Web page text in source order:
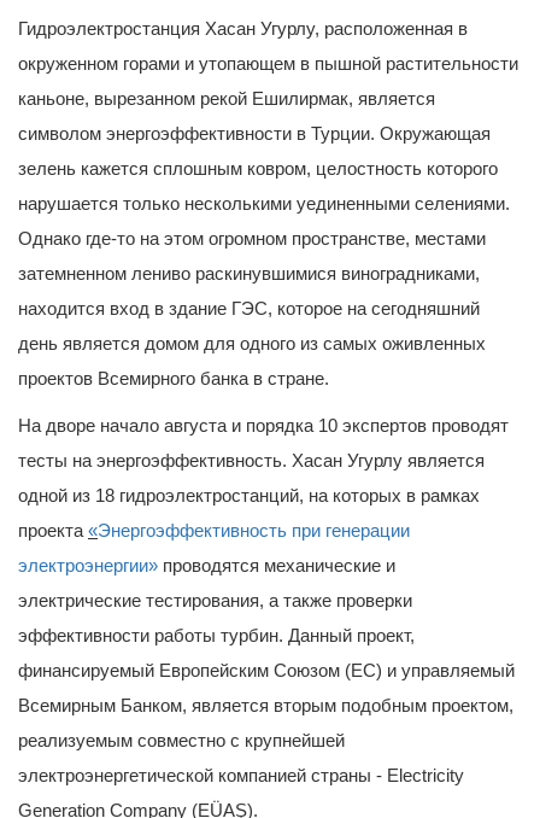
Гидроэлектростанция Хасан Угурлу, расположенная в
окруженном горами и утопающем в пышной растительности
каньоне, вырезанном рекой Ешилирмак, является
символом энергоэффективности в Турции. Окружающая
зелень кажется сплошным ковром, целостность которого
нарушается только несколькими уединенными селениями.
Однако где-то на этом огромном пространстве, местами
затемненном лениво раскинувшимися виноградниками,
находится вход в здание ГЭС, которое на сегодняшний
день является домом для одного из самых оживленных
проектов Всемирного банка в стране.
На дворе начало августа и порядка 10 экспертов проводят
тесты на энергоэффективность. Хасан Угурлу является
одной из 18 гидроэлектростанций, на которых в рамках
проекта «Энергоэффективность при генерации
электроэнергии» проводятся механические и
электрические тестирования, а также проверки
эффективности работы турбин. Данный проект,
финансируемый Европейским Союзом (ЕС) и управляемый
Всемирным Банком, является вторым подобным проектом,
реализуемым совместно с крупнейшей
электроэнергетической компанией страны - Electricity
Generation Company (EÜAŞ).